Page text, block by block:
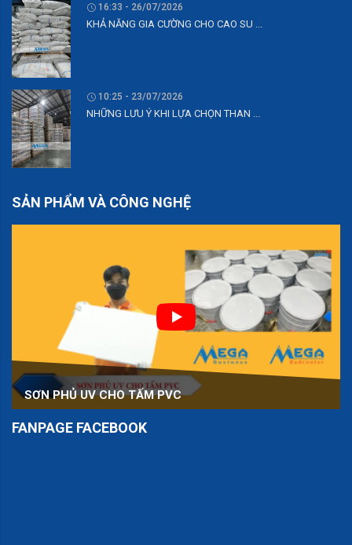
16:33 - 26/07/2026
KHẢ NĂNG GIA CƯỜNG CHO CAO SU ...
10:25 - 23/07/2026
NHỮNG LƯU Ý KHI LỰA CHỌN THAN ...
SẢN PHẨM VÀ CÔNG NGHỆ
SƠN PHỦ UV CHO TẤM PVC
FANPAGE FACEBOOK